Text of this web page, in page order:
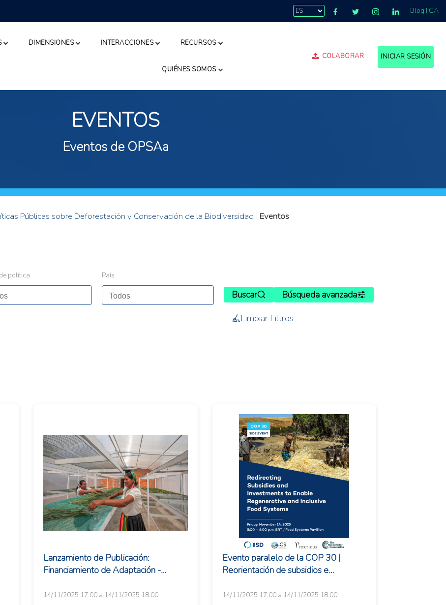
Blog IICA
DIMENSIONES INTERACCIONES RECURSOS
QUIÉNES SOMOS
COLABORAR INICIAR SESIÓN
EVENTOS
Eventos de OPSAa
Públicas sobre Deforestación y Conservación de la Biodiversidad | Eventos
política País
Buscar
Búsqueda avanzada
Limpiar Filtros
Lanzamiento de Publicación:
Financiamiento de Adaptación -
COP30
14/11/2025 17:00 a 14/11/2025 18:00
Evento paralelo de la COP 30 |
Reorientación de subsidios e
alimentarios regenera...
14/11/2025 17:00 a 14/11/2025 18:00